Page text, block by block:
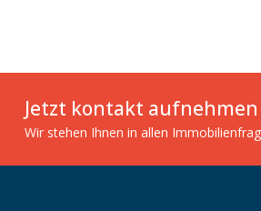
Jetzt kontakt aufnehmen
Wir stehen Ihnen in allen